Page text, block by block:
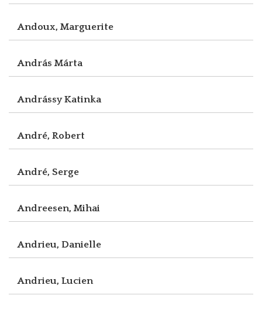
Andoux, Marguerite
András Márta
Andrássy Katinka
André, Robert
André, Serge
Andreesen, Mihai
Andrieu, Danielle
Andrieu, Lucien